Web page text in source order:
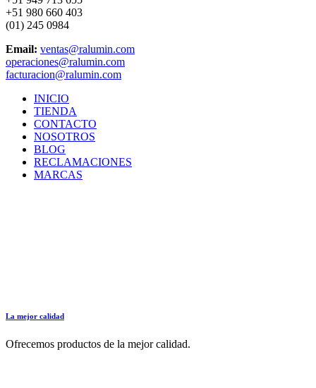
+51 980 660 403
(01) 245 0984
Email: ventas@ralumin.com
operaciones@ralumin.com
facturacion@ralumin.com
INICIO
TIENDA
CONTACTO
NOSOTROS
BLOG
RECLAMACIONES
MARCAS
La mejor calidad
Ofrecemos productos de la mejor calidad.